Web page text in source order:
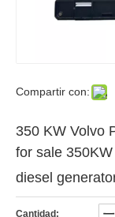
Compartir con:
350 KW Volvo
for sale
diesel
Cantidad: